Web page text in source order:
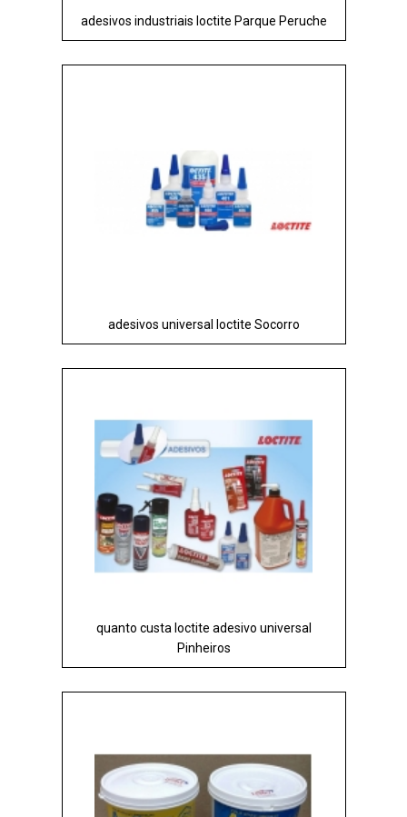
adesivos industriais loctite Parque Peruche
adesivos universal loctite Socorro
quanto custa loctite adesivo universal
Pinheiros